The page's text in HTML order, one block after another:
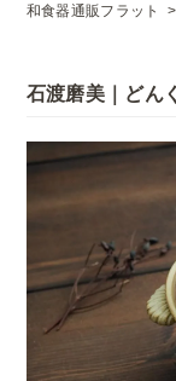
和食器通販フラット
>
石渡磨美｜どん